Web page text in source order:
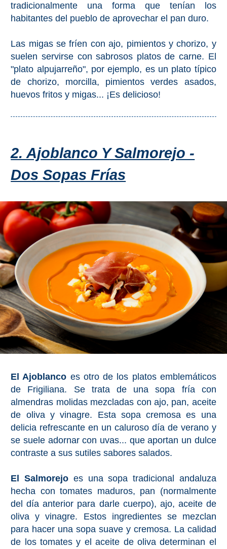
tradicionalmente una forma que tenían los
habitantes del pueblo de aprovechar el pan duro.
Las migas se fríen con ajo, pimientos y chorizo, y
suelen servirse con sabrosos platos de carne. El
"plato alpujarreño", por ejemplo, es un plato típico
de chorizo, morcilla, pimientos verdes asados,
huevos fritos y migas... ¡Es delicioso!
2. Ajoblanco Y Salmorejo -
Dos Sopas Frías
El Ajoblanco es otro de los platos emblemáticos
de Frigiliana. Se trata de una sopa fría con
almendras molidas mezcladas con ajo, pan, aceite
de oliva y vinagre. Esta sopa cremosa es una
delicia refrescante en un caluroso día de verano y
se suele adornar con uvas... que aportan un dulce
contraste a sus sutiles sabores salados.
El Salmorejoes una sopa tradicional andaluza
hecha con tomates maduros, pan (normalmente
del día anterior para darle cuerpo), ajo, aceite de
oliva y vinagre. Estos ingredientes se mezclan
para hacer una sopa suave y cremosa. La calidad
de los tomates y el aceite de oliva determinan el